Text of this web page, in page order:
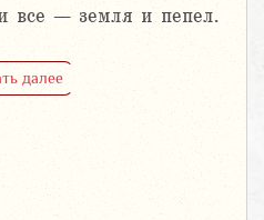
все – земля и пепел.
далее